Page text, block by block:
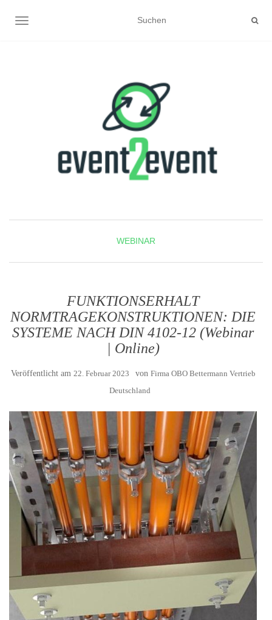
NAVIGATION UMSCHALTEN
WEBINAR
FUNKTIONSERHALT
NORMTRAGEKONSTRUKTIONEN: DIE
SYSTEME NACH DIN 4102-12 (Webinar
| Online)
Veröffentlicht am 22. Februar 2023 von Firma OBO Bettermann Vertrieb
Deutschland